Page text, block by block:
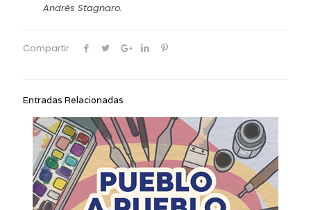
Andrés Stagnaro.
Compartir
Entradas Relacionadas